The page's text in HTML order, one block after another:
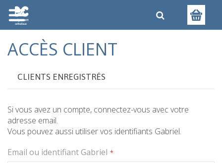
ACCÈS CLIENT
CLIENTS ENREGISTRÉS
Si vous avez un compte, connectez-vous avec votre
adresse email.
Vous pouvez aussi utiliser vos identifiants Gabriel.
Email ou identifiant Gabriel